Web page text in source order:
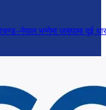
भन्नेमा जसपामा दुई धार